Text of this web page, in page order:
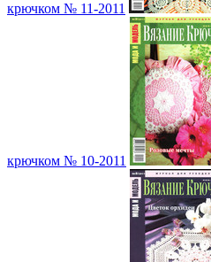
крючком № 11-2011
крючком № 10-2011